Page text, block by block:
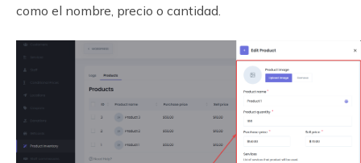
como el nombre, precio o cantidad.